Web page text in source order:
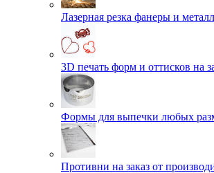
Лазерная резка фанеры и
3D печать форм и оттисков на
Формы для выпечки любых
Противни на заказ от